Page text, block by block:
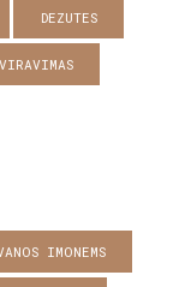
DEZUTES
IMONEMS